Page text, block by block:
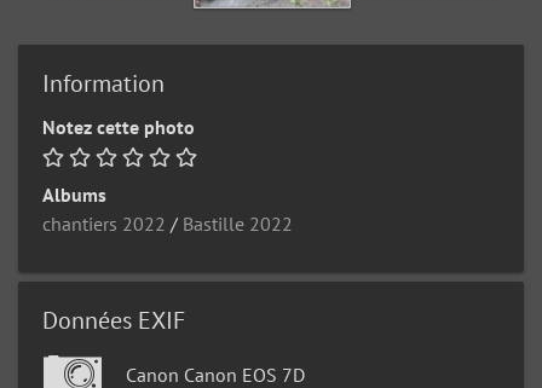
Information
Notez cette photo
Albums
chantiers 2022 / Bastille 2022
Données EXIF
Canon Canon EOS 7D